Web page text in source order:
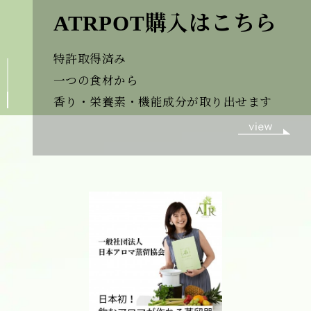
ATRPOT購入はこちら
特許取得済み
一つの食材から
香り・栄養素・機能成分が取り出せます